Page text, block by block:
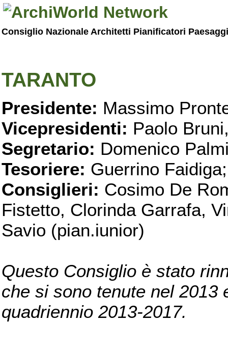
Consiglio Nazionale Architetti Pianificatori
TARANTO
Presidente: Massimo
Vicepresidenti: Paolo
Segretario: Domenico
Tesoriere: Guerrino Faidiga;
Consiglieri: Cosimo De
Fistetto, Clorinda Garrafa,
Savio (pian.iunior)
Questo Consiglio è stato
che si sono tenute nel 2013
quadriennio 2013-2017.